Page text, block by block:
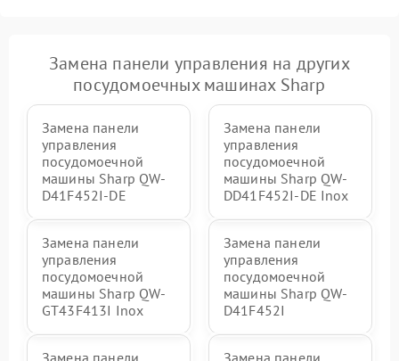
Замена панели управления на других
посудомоечных машинах Sharp
Замена панели
управления
посудомоечной
машины Sharp QW-
D41F452I-DE
Замена панели
управления
посудомоечной
машины Sharp QW-
DD41F452I-DE Inox
Замена панели
управления
посудомоечной
машины Sharp QW-
GT43F413I Inox
Замена панели
управления
посудомоечной
машины Sharp QW-
D41F452I
Замена панели Замена панели